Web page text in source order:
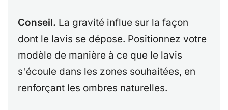
Conseil. La gravité influe sur la façon
dont le lavis se dépose. Positionnez votre
modèle de manière à ce que le lavis
s'écoule dans les zones souhaitées, en
renforçant les ombres naturelles.